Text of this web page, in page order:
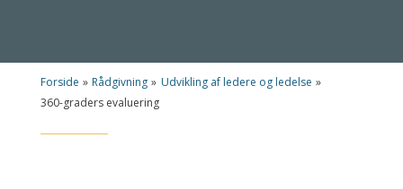
Forside » Rådgivning » Udvikling af ledere og ledelse »
360-graders evaluering